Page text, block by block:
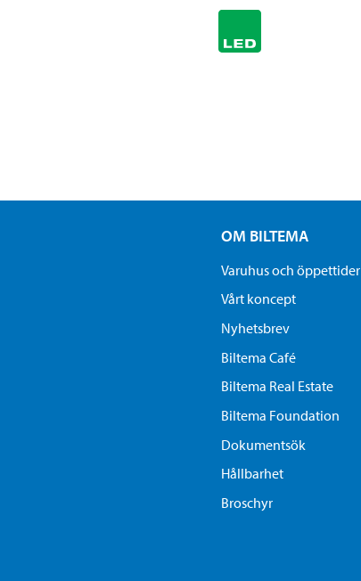
OM BILTEMA
Varuhus och öppettider
Vårt koncept
Nyhetsbrev
Biltema Café
Biltema Real Estate
Biltema Foundation
Dokumentsök
Hållbarhet
Broschyr